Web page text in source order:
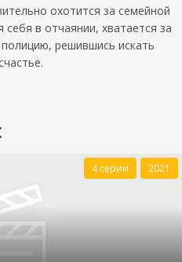
охотится за семейной
в отчаянии, хватается за
решившись искать
4 серии 2021